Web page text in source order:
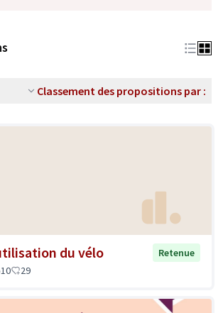
Classement des propositions par :
du vélo
Retenue
10 29